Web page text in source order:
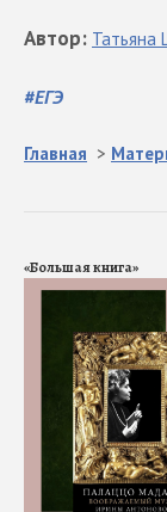
#ЕГЭ
Автор: Татьяна
Главная >
«Большая книга»